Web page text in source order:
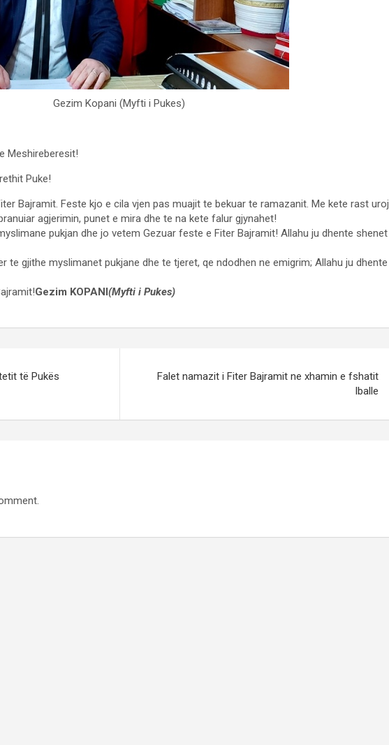
Gezim Kopani (Myfti i Pukes)
Meshireberesit!
Puke!
Bajramit. Feste kjo e cila vjen pas muajit te bekuar te ramazanit. Me kete rast uroj
agjerimin, punet e mira dhe te na kete falur gjynahet!
pukjan dhe jo vetem Gezuar feste e Fiter Bajramit! Allahu ju dhente shenet
te gjithe myslimanet pukjane dhe te tjeret, qe ndodhen ne emigrim; Allahu ju dhente
Gezim KOPANI(Myfti i Pukes)
të Pukës
Falet namazit i Fiter Bajramit ne xhamin e fshatit
Iballe